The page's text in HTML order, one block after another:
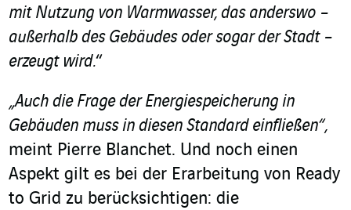
mit Nutzung von Warmwasser, das anderswo –
außerhalb des Gebäudes oder sogar der Stadt –
erzeugt wird.“
„Auch die Frage der Energiespeicherung in
Gebäuden muss in diesen Standard einfließen“,
meint Pierre Blanchet. Und noch einen
Aspekt gilt es bei der Erarbeitung von Ready
to Grid zu berücksichtigen: die